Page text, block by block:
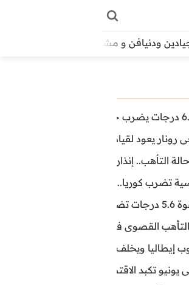
دين ودنيافن و مشاهير
رونار يعود لقيادة منتخب كوت ديفوار
التأهب.. إنذاران جديدان بسبب الأمطار
تضرب كوريا.. وفيات وإصابات ونفوق مئات
مصر
في 23 مدينة بسبب موجة حر شديدة
إيطاليا ويخلف عشرات الجرحى
تكبد الاقتصاد البريطاني خسائر تجاوزت 1.5 مليار